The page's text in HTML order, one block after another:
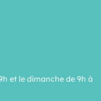
et le dimanche de 9h à